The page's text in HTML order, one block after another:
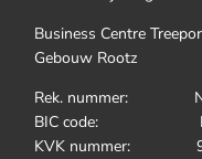
Business Centre
Gebouw Rootz
Rek. nummer:
BIC code:
KVK nummer: